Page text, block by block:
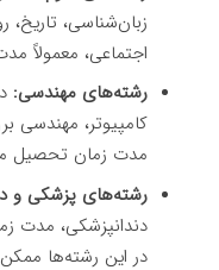
زبان‌شناسی، تاریخ،
اجتماعی، معمولاً
رشته‌های مهندسی:
کامپیوتر، مهندسی
مدت زمان تحصیل
رشته‌های پزشکی و
دندانپزشکی، مدت
در این رشته‌ها